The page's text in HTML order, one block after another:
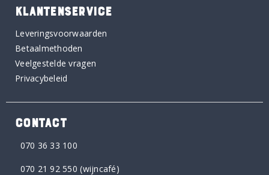
KLANTENSERVICE
Leveringsvoorwaarden
Betaalmethoden
Veelgestelde vragen
Privacybeleid
CONTACT
070 36 33 100
070 21 92 550 (wijncafé)